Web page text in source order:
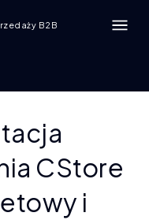
B2B
CStore
i